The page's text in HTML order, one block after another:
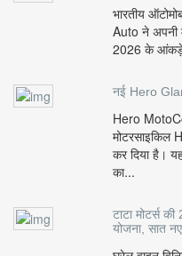
भारतीय
Auto ने अपनी
2026 के
नई Hero
Hero
कर दिया है।
का...
टाटा मोटर्स
योजना, सात